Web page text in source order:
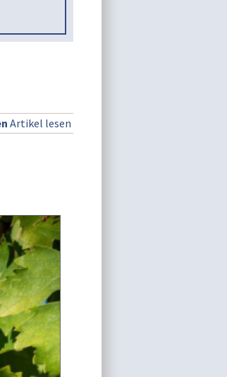
Artikel lesen